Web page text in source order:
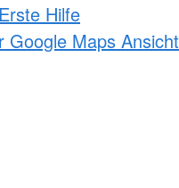
Hilfe
Google Maps Ansicht